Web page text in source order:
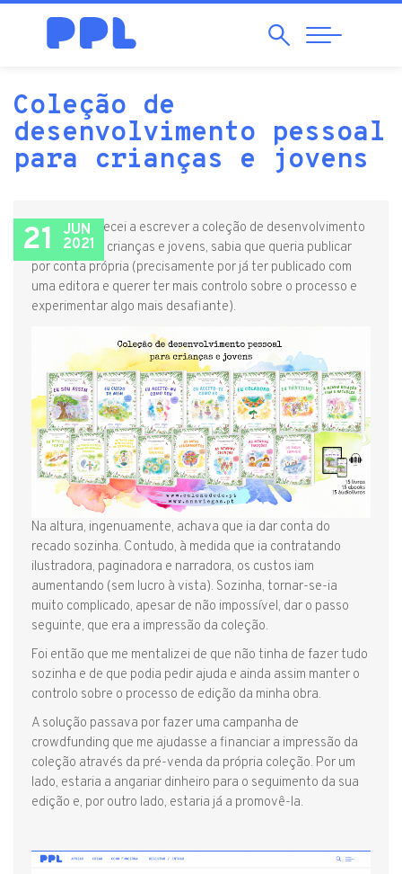
SearchAbrir
Navegação
Coleção de
desenvolvimento pessoal
para crianças e jovens
21
JUN
2021
Quando comecei a escrever a coleção de desenvolvimento
pessoal para crianças e jovens, sabia que queria publicar
por conta própria (precisamente por já ter publicado com
uma editora e querer ter mais controlo sobre o processo e
experimentar algo mais desafiante).
Na altura, ingenuamente, achava que ia dar conta do
recado sozinha. Contudo, à medida que ia contratando
ilustradora, paginadora e narradora, os custos iam
aumentando (sem lucro à vista). Sozinha, tornar-se-ia
muito complicado, apesar de não impossível, dar o passo
seguinte, que era a impressão da coleção.
Foi então que me mentalizei de que não tinha de fazer tudo
sozinha e de que podia pedir ajuda e ainda assim manter o
controlo sobre o processo de edição da minha obra.
A solução passava por fazer uma campanha de
crowdfunding que me ajudasse a financiar a impressão da
coleção através da pré-venda da própria coleção. Por um
lado, estaria a angariar dinheiro para o seguimento da sua
edição e, por outro lado, estaria já a promovê-la.